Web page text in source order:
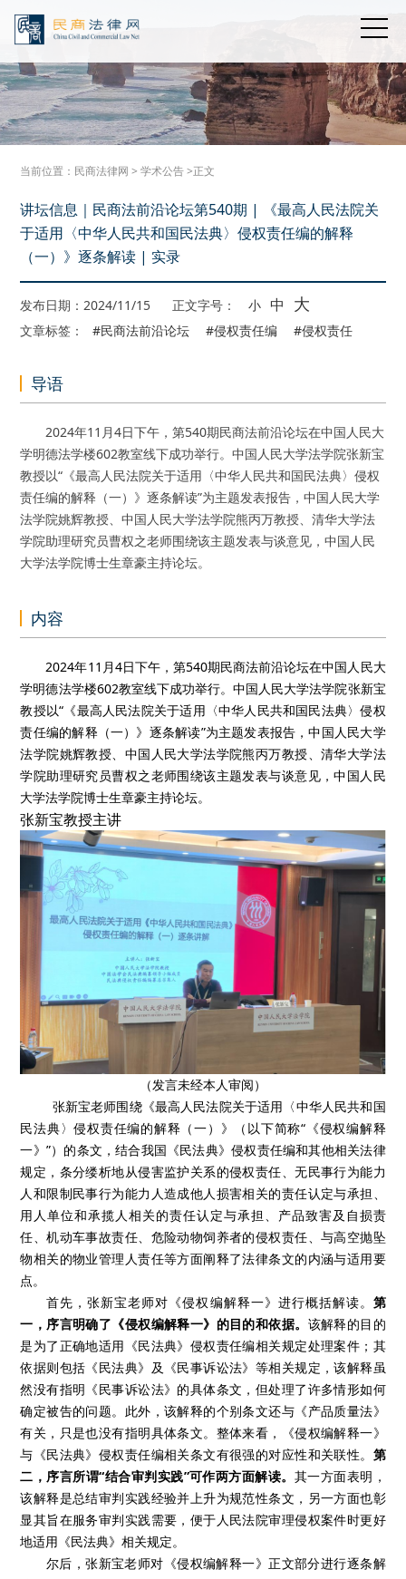
当前位置： 民商法律网 >学术公告>正文
讲坛信息｜民商法前沿论坛第540期 | 《最高人民法院关
于适用〈中华人民共和国民法典〉侵权责任编的解释
（一）》逐条解读 | 实录
发布日期：2024/11/15 正文字号： 小 中 大
文章标签： #民商法前沿论坛 #侵权责任编 #侵权责任
导语
2024年11月4日下午，第540期民商法前沿论坛在中国人民大
学明德法学楼602教室线下成功举行。中国人民大学法学院张新宝
教授以“《最高人民法院关于适用〈中华人民共和国民法典〉侵权
责任编的解释（一）》逐条解读”为主题发表报告，中国人民大学
法学院姚辉教授、中国人民大学法学院熊丙万教授、清华大学法
学院助理研究员曹权之老师围绕该主题发表与谈意见，中国人民
大学法学院博士生章豪主持论坛。
内容
2024年11月4日下午，第540期民商法前沿论坛在中国人民大
学明德法学楼602教室线下成功举行。中国人民大学法学院张新宝
教授以“《最高人民法院关于适用〈中华人民共和国民法典〉侵权
责任编的解释（一）》逐条解读”为主题发表报告，中国人民大学
法学院姚辉教授、中国人民大学法学院熊丙万教授、清华大学法
学院助理研究员曹权之老师围绕该主题发表与谈意见，中国人民
大学法学院博士生章豪主持论坛。
张新宝教授主讲
（发言未经本人审阅）
张新宝老师围绕《最高人民法院关于适用〈中华人民共和国
民法典〉侵权责任编的解释（一）》（以下简称“《侵权编解释
一》”）的条文，结合我国《民法典》侵权责任编和其他相关法律
规定，条分缕析地从侵害监护关系的侵权责任、无民事行为能力
人和限制民事行为能力人造成他人损害相关的责任认定与承担、
用人单位和承揽人相关的责任认定与承担、产品致害及自损责
任、机动车事故责任、危险动物饲养者的侵权责任、与高空抛坠
物相关的物业管理人责任等方面阐释了法律条文的内涵与适用要
点。
首先，张新宝老师对《侵权编解释一》进行概括解读。 第
一，序言明确了《侵权编解释一》的目的和依据。 该解释的目的
是为了正确地适用《民法典》侵权责任编相关规定处理案件；其
依据则包括《民法典》及《民事诉讼法》等相关规定，该解释虽
然没有指明《民事诉讼法》的具体条文，但处理了许多情形如何
确定被告的问题。此外，该解释的个别条文还与《产品质量法》
有关，只是也没有指明具体条文。整体来看，《侵权编解释一》
与《民法典》侵权责任编相关条文有很强的对应性和关联性。 第
二，序言所谓“结合审判实践”可作两方面解读。 其一方面表明，
该解释是总结审判实践经验并上升为规范性条文，另一方面也彰
显其旨在服务审判实践需要，便于人民法院审理侵权案件时更好
地适用《民法典》相关规定。
尔后，张新宝老师对《侵权编解释一》正文部分进行逐条解